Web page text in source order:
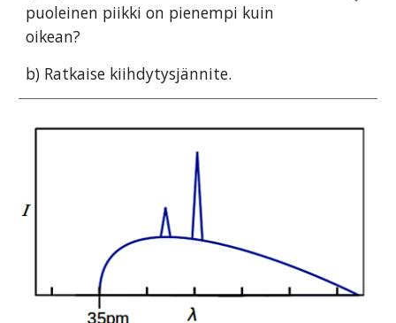
puoleinen piikki on pienempi kuin
oikean?
b) Ratkaise kiihdytysjännite.